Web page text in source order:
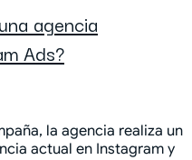
agencia
Ads?
la agencia realiza un
actual en Instagram y